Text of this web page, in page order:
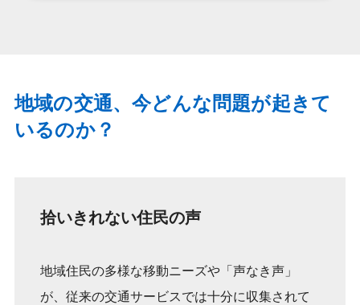
地域の交通、今どんな問題が起きて
いるのか？
拾いきれない住民の声
地域住民の多様な移動ニーズや「声なき声」
が、従来の交通サービスでは十分に収集されて